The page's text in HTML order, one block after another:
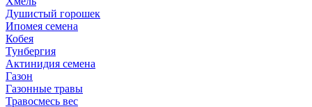
Душистый горошек
Ипомея семена
Кобея
Тунбергия
Актинидия семена
Газон
Газонные травы
Травосмесь вес